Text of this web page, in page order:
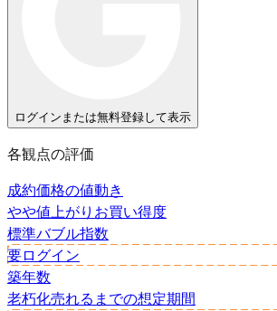
ログインまたは無料登録して表示
各観点の評価
成約価格の値動き
やや値上がり お買い得度
標準バブル指数
要ログイン
築年数
老朽化売れるまでの想定期間